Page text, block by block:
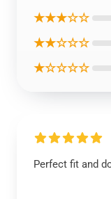
★★★☆☆
★★☆☆☆
★☆☆☆☆
Perfect fit and